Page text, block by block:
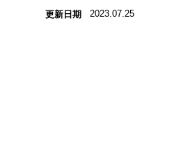
更新日期 2023.07.25